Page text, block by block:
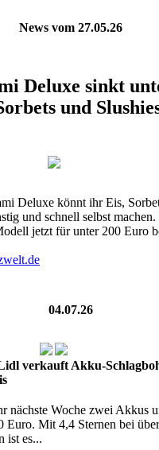
News vom 27.05.26
Deluxe sinkt
und
Deluxe könnt ihr Eis,
und schnell selbst
jetzt für unter 200 Euro
04.07.26
verkauft Akku-
nächste Woche zwei Akkus
Euro. Mit 4,4 Sternen bei
ist es...